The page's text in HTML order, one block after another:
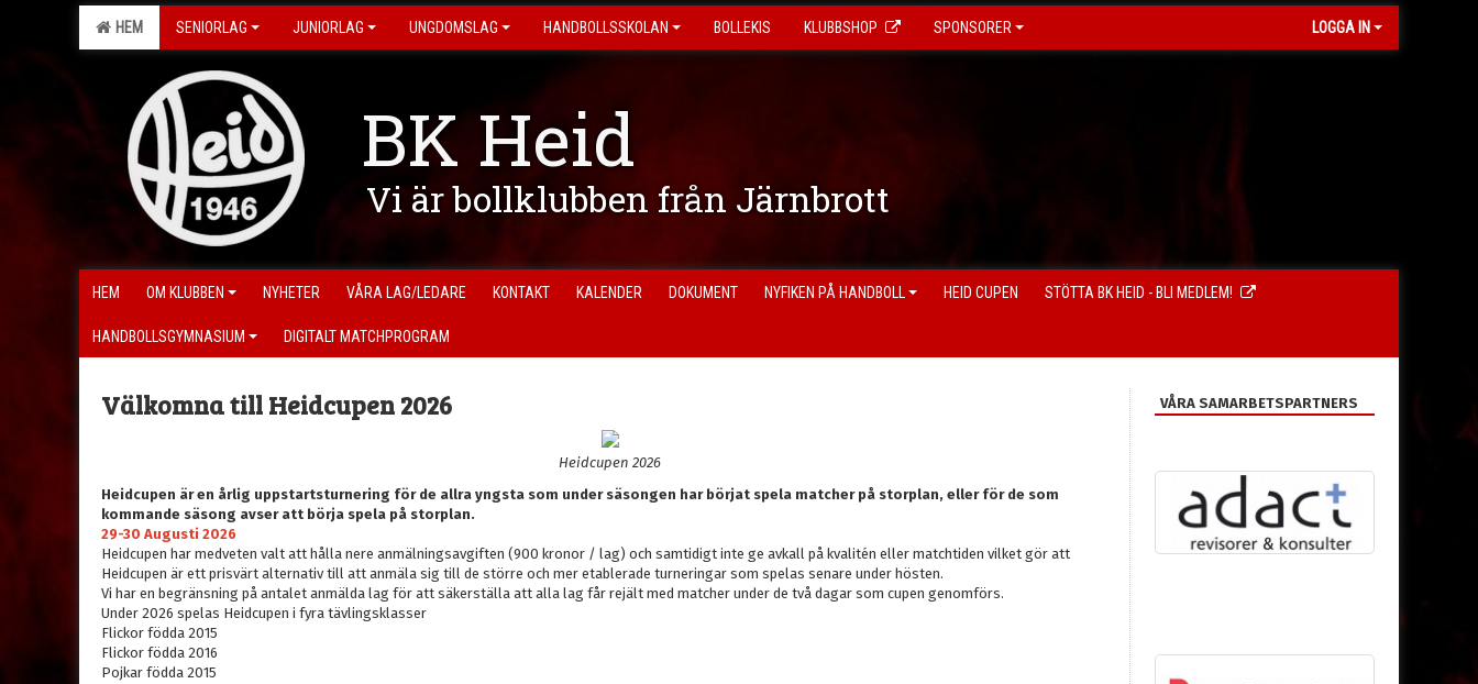
HEM SENIORLAG JUNIORLAG UNGDOMSLAG HANDBOLLSSKOLAN BOLLEKIS KLUBBSHOP SPONSORER LOGGA IN
BK Heid
Vi är bollklubben från Järnbrott
HEM OM KLUBBEN NYHETER VÅRA LAG/LEDARE KONTAKT KALENDER DOKUMENT NYFIKEN PÅ HANDBOLL HEID CUPEN STÖTTA BK HEID - BLI MEDLEM!
HANDBOLLSGYMNASIUM DIGITALT MATCHPROGRAM
Välkomna till Heidcupen 2026
Heidcupen 2026
Heidcupen är en årlig uppstartsturnering för de allra yngsta som under säsongen har börjat spela matcher på storplan, eller för de som
kommande säsong avser att börja spela på storplan.
29-30 Augusti 2026
Heidcupen har medveten valt att hålla nere anmälningsavgiften (900 kronor / lag) och samtidigt inte ge avkall på kvalitén eller matchtiden vilket gör att
Heidcupen är ett prisvärt alternativ till att anmäla sig till de större och mer etablerade turneringar som spelas senare under hösten.
Vi har en begränsning på antalet anmälda lag för att säkerställa att alla lag får rejält med matcher under de två dagar som cupen genomförs.
Under 2026 spelas Heidcupen i fyra tävlingsklasser
Flickor födda 2015
Flickor födda 2016
Pojkar födda 2015
VÅRA SAMARBETSPARTNERS